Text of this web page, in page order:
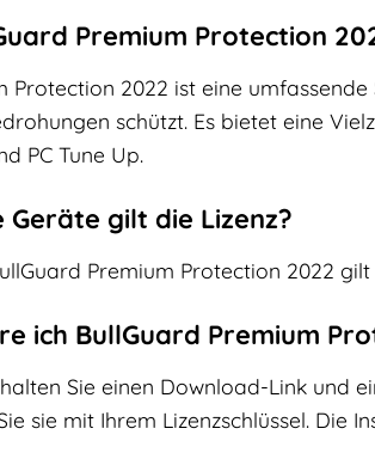
Premium Protection
Protection 2022 ist eine
schützt. Es bietet eine
PC Tune Up.
Geräte gilt die Lizenz?
Premium Protection 2022
ich BullGuard Premium
Sie einen Download-Link und
sie mit Ihrem Lizenzschlüssel. Die